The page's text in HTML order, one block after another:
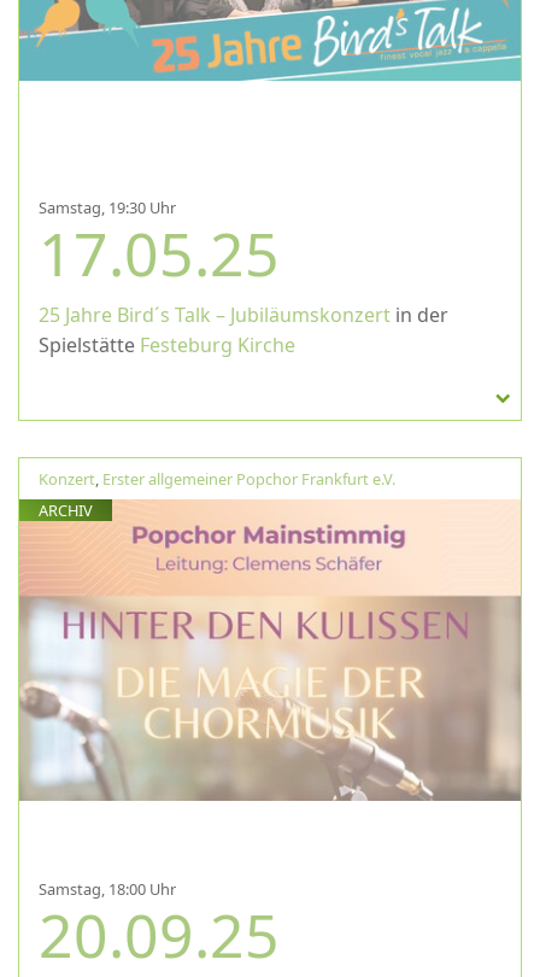
Samstag, 19:30 Uhr
17.05.25
25 Jahre Bird´s Talk – Jubiläumskonzert in der
Spielstätte Festeburg Kirche
Konzert, Erster allgemeiner Popchor Frankfurt e.V.
ARCHIV
Samstag, 18:00 Uhr
20.09.25